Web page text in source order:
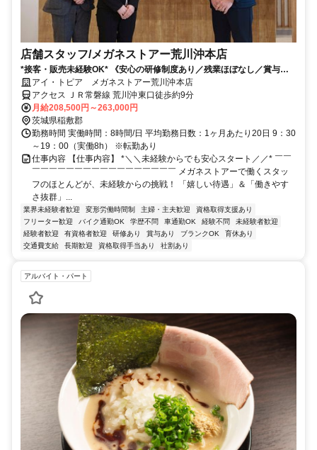
店舗スタッフ/メガネストアー荒川沖本店
*接客・販売未経験OK* 《安心の研修制度あり／残業ほぼなし／賞与年2
回／インセンティブあり》
アイ・トピア メガネストアー荒川沖本店
アクセス ＪＲ常磐線 荒川沖東口徒歩約9分
月給208,500円～263,000円
茨城県稲敷郡
勤務時間 実働時間：8時間/日 平均勤務日数：1ヶ月あたり20日 9：30
～19：00（実働8h） ※転勤あり
仕事内容 【仕事内容】 *＼＼未経験からでも安心スタート／／* ￣￣
￣￣￣￣￣￣￣￣￣￣￣￣￣￣￣￣￣ メガネストアーで働くスタッ
フのほとんどが、未経験からの挑戦！ 「嬉しい待遇」＆「働きやす
さ抜群」...
業界未経験者歓迎 変形労働時間制 主婦・主夫歓迎
資格取得支援あり
フリーター歓迎
バイク通勤OK 学歴不問 車通勤OK 経験不問
未経験者歓迎
経験者歓迎
有資格者歓迎 研修あり 賞与あり ブランクOK
育休あり
交通費支給
長期歓迎 資格取得手当あり 社割あり
アルバイト・パート